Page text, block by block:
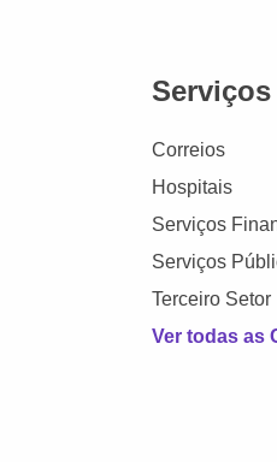
Serviços
Correios
Hospitais
Serviços
Serviços
Terceiro Setor
Ver todas as